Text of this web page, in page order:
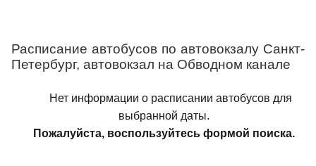
Расписание автобусов по автовокзалу Санкт-
Петербург, автовокзал на Обводном канале
Нет информации о расписании автобусов для
выбранной даты.
Пожалуйста, воспользуйтесь формой поиска.